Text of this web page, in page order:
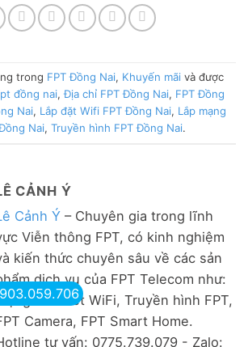
trong FPT Đồng Nai, Khuyến mãi và được
đồng nai,Địa chỉ FPT Đồng Nai, FPT Đồng
Nai, Lắp đặt Wifi FPT Đồng Nai, Lắp mạng
Nai, Truyền hình FPT Đồng Nai.
CẢNH Ý
Cảnh Ý – Chuyên gia trong lĩnh
Viễn thông FPT, có kinh nghiệm
kiến thức chuyên sâu về các sản
dịch vụ của FPT Telecom như:
Internet WiFi, Truyền hình FPT,
Camera, FPT Smart Home.
tư vấn: 0775.739.079 - Zalo: